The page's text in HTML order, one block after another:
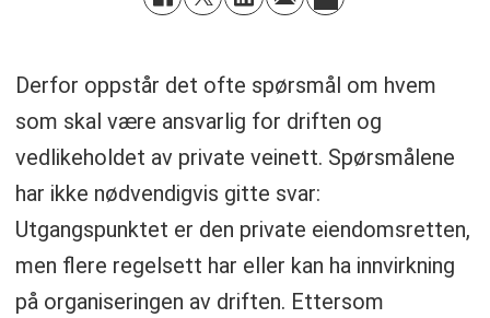
Derfor oppstår det ofte spørsmål om hvem
som skal være ansvarlig for driften og
vedlikeholdet av private veinett. Spørsmålene
har ikke nødvendigvis gitte svar:
Utgangspunktet er den private eiendomsretten,
men flere regelsett har eller kan ha innvirkning
på organiseringen av driften. Ettersom